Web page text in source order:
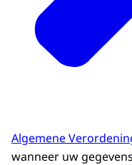
Algemene
wanneer uw